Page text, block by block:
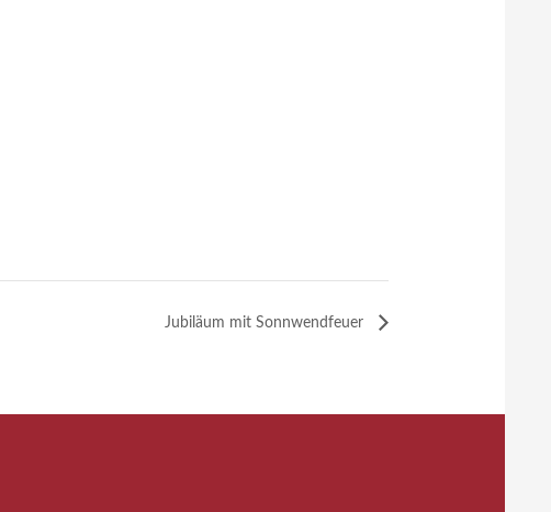
Jubiläum mit Sonnwendfeuer